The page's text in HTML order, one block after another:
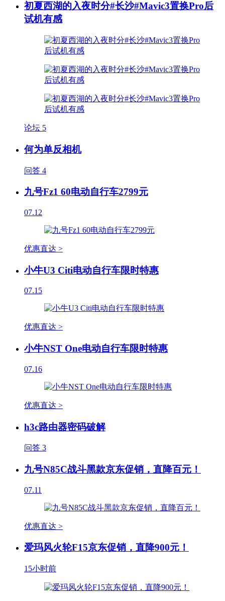
初夏西湖的入夜时分#长沙#Mavic3置换Pro后
试机有感
论坛 5
何为单反相机
问答 4
九号Fz1 60电动自行车2799元
07.12
优惠直达 >
小牛U3 Citi电动自行车限时特惠
07.15
优惠直达 >
小牛NST One电动自行车限时特惠
07.16
优惠直达 >
h3c路由器密码破解
问答 3
九号N85C战斗黑款京东促销，直降百元！
07.11
优惠直达 >
爱玛风火轮F15京东促销，直降900元！
15小时前